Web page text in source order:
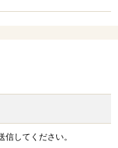
信してください。